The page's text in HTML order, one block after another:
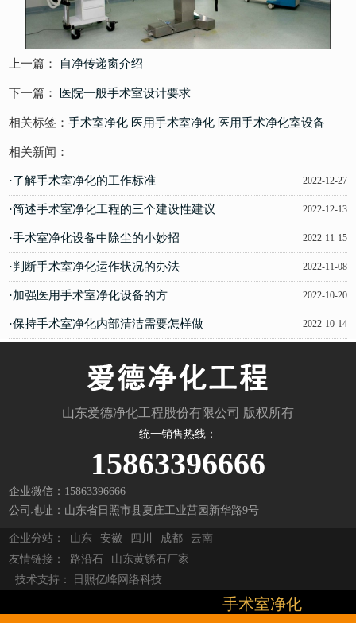
上一篇： 自净传递窗介绍
下一篇： 医院一般手术室设计要求
相关标签：手术室净化 医用手术室净化 医用手术净化室设备
相关新闻：
·了解手术室净化的工作标准 2022-12-27
·简述手术室净化工程的三个建设性建议 2022-12-13
·手术室净化设备中除尘的小妙招 2022-11-15
·判断手术室净化运作状况的办法 2022-11-08
·加强医用手术室净化设备的方 2022-10-20
·保持手术室净化内部清洁需要怎样做 2022-10-14
山东爱德净化工程股份有限公司 版权所有
统一销售热线：
15863396666
企业微信：15863396666
公司地址：山东省日照市县夏庄工业莒园新华路9号
企业分站： 山东 安徽 四川 成都
云南
友情链接：
路沿石
山东黄锈石厂家
技术支持：
日照亿峰网络科技
手术室净化